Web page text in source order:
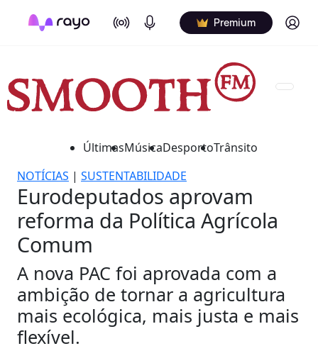
On Air Podcasts Premium Log in
ÚltimasMúsicaDesportoTrânsito
NOTÍCIAS | SUSTENTABILIDADE
Eurodeputados aprovam
reforma da Política Agrícola
Comum
A nova PAC foi aprovada com a
ambição de tornar a agricultura
mais ecológica, mais justa e mais
flexível.